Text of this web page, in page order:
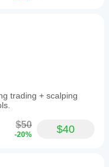
trading + scalping
$50
-20% $40